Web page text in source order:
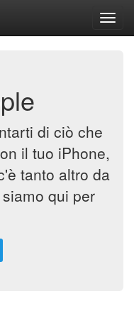
di ciò che
il tuo iPhone,
tanto altro da
qui per